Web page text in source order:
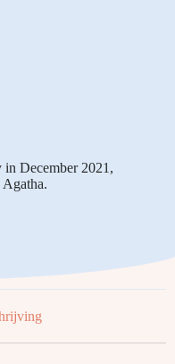
in December 2021,